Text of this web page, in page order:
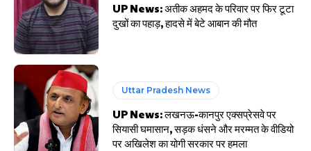
UP News: अतीक अहमद के परिवार पर फिर टूटा
दुखों का पहाड़, हादसे में बेटे आबान की मौत
Uttar Pradesh News
UP News: लखनऊ-कानपुर एक्सप्रेसवे पर
सियासी घमासान, सड़क धंसने और मरम्मत के वीडियो
पर अखिलेश का योगी सरकार पर हमला